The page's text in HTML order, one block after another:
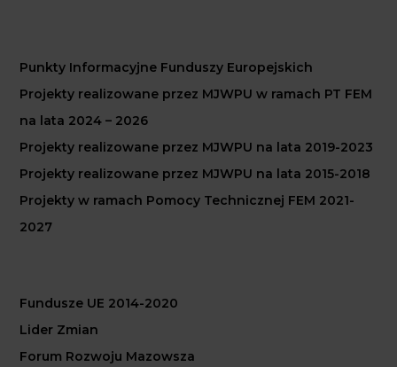
Punkty Informacyjne Funduszy Europejskich
Projekty realizowane przez MJWPU w ramach PT FEM
na lata 2024 – 2026
Projekty realizowane przez MJWPU na lata 2019-2023
Projekty realizowane przez MJWPU na lata 2015-2018
Projekty w ramach Pomocy Technicznej FEM 2021-
2027
Fundusze UE 2014-2020
Lider Zmian
Forum Rozwoju Mazowsza